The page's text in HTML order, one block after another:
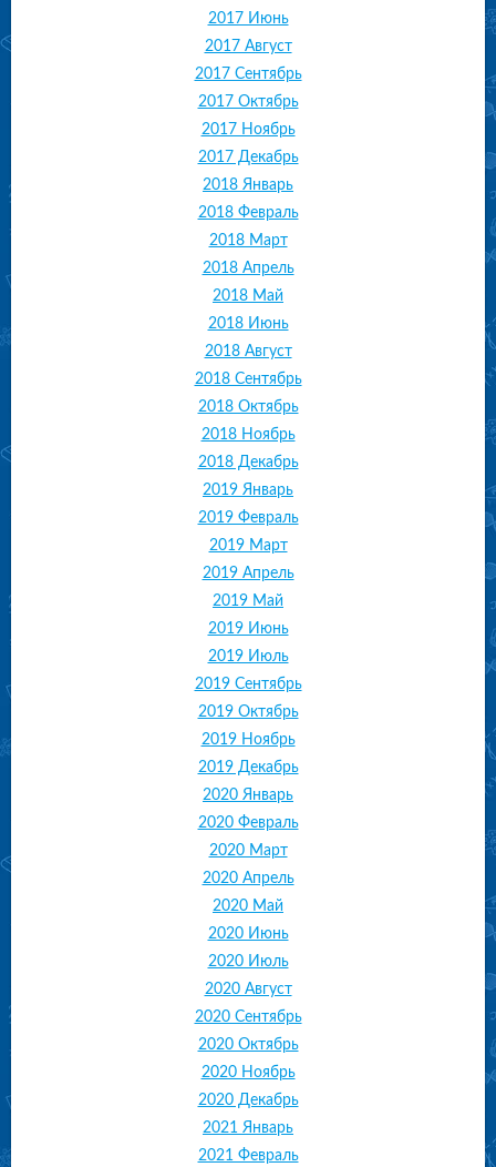
2017 Июнь
2017 Август
2017 Сентябрь
2017 Октябрь
2017 Ноябрь
2017 Декабрь
2018 Январь
2018 Февраль
2018 Март
2018 Апрель
2018 Май
2018 Июнь
2018 Август
2018 Сентябрь
2018 Октябрь
2018 Ноябрь
2018 Декабрь
2019 Январь
2019 Февраль
2019 Март
2019 Апрель
2019 Май
2019 Июнь
2019 Июль
2019 Сентябрь
2019 Октябрь
2019 Ноябрь
2019 Декабрь
2020 Январь
2020 Февраль
2020 Март
2020 Апрель
2020 Май
2020 Июнь
2020 Июль
2020 Август
2020 Сентябрь
2020 Октябрь
2020 Ноябрь
2020 Декабрь
2021 Январь
2021 Февраль